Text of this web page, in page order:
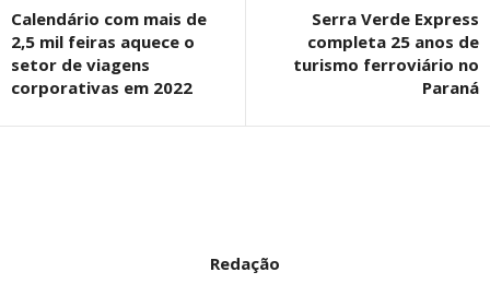
Calendário com mais de
2,5 mil feiras aquece o
setor de viagens
corporativas em 2022
Serra Verde Express
completa 25 anos de
turismo ferroviário no
Paraná
Redação